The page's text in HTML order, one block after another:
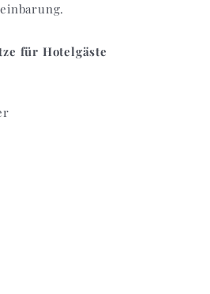
für Hotelgäste